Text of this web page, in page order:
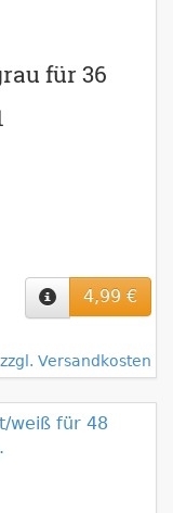
für 36
4,99 €
zzgl. Versandkosten